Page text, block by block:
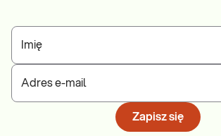
Imię
Adres e-mail
Zapisz się